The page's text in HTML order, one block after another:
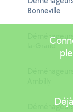
Bonneville
la-Grand